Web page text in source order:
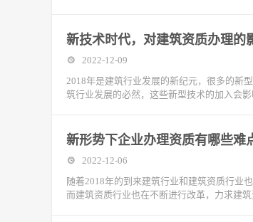
新技术时代，对建筑资质办理的
2022-12-09
2018年是建筑行业发展的新纪元，很多的新
筑行业发展的必然，这些新型技术的加入会
新形势下企业办理资质有哪些难
2022-12-06
随着2018年的到来建筑行业和建筑资质行业
而建筑资质行业也在不断进行改革，力求建